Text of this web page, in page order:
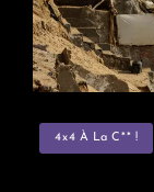
Categories
4x4 À La C** !